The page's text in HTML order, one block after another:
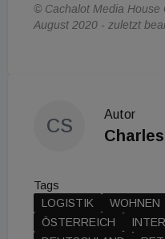
© Cachalot Media House
August 2020 - zuletzt
CS
Autor
Tags
LOGISTIK
WOHNEN
ÖSTERREICH